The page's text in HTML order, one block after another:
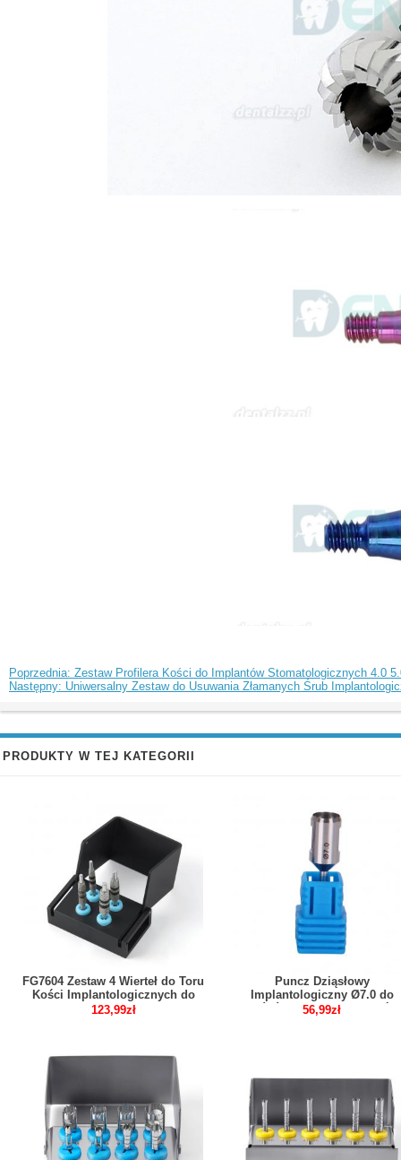
Poprzednia: Zestaw Profilera Kości do Implantów Stomatologicznych 4.0
Następny: Uniwersalny Zestaw do Usuwania Złamanych Śrub
PRODUKTY W TEJ KATEGORII
FG7604 Zestaw 4 Wierteł do Toru
Kości Implantologicznych do
Pozycjonowania i Korekcji Szyjki
123,99zł
Puncz Dziąsłowy
Implantologiczny Ø7.0 do
Końcówki Niskiej Prędkości
56,99zł